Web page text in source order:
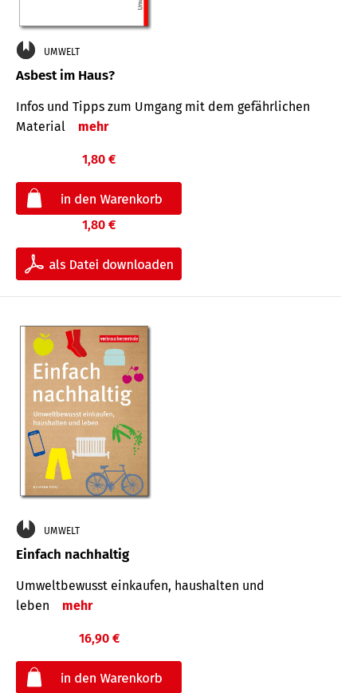
UMWELT
Asbest im Haus?
Infos und Tipps zum Um­gang mit dem ge­fähr­lichen
Mate­rial
mehr
1,80 €
1,80 €
UMWELT
Einfach nachhaltig
Umweltbewusst einkaufen, haushalten und
leben
mehr
16,90 €